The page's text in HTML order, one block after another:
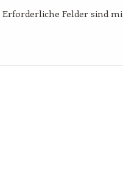
Erforderliche Felder sind